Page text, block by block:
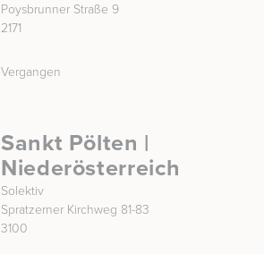
Poysbrunner Straße 9
2171
Vergangen
Sankt Pölten |
Niederösterreich
Solektiv
Spratzerner Kirchweg 81-83
3100